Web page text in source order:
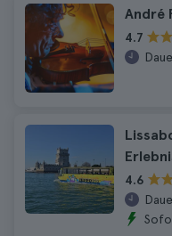
André
4.7
4.6